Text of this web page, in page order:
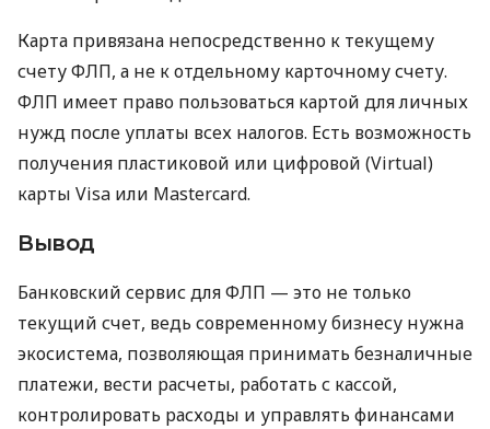
Карта привязана непосредственно к текущему
счету ФЛП, а не к отдельному карточному счету.
ФЛП имеет право пользоваться картой для личных
нужд после уплаты всех налогов. Есть возможность
получения пластиковой или цифровой (Virtual)
карты Visa или Mastercard.
Вывод
Банковский сервис для ФЛП — это не только
текущий счет, ведь современному бизнесу нужна
экосистема, позволяющая принимать безналичные
платежи, вести расчеты, работать с кассой,
контролировать расходы и управлять финансами